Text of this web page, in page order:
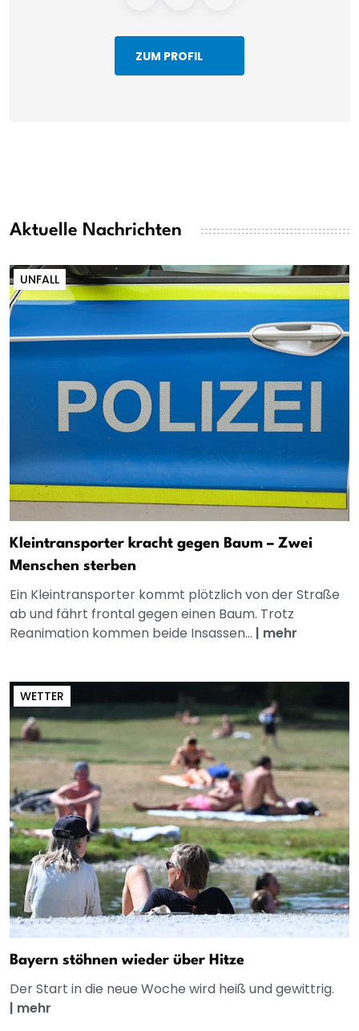
ZUM PROFIL
Aktuelle Nachrichten
UNFALL
Kleintransporter kracht gegen Baum – Zwei
Menschen sterben
Ein Kleintransporter kommt plötzlich von der Straße
ab und fährt frontal gegen einen Baum. Trotz
Reanimation kommen beide Insassen... | mehr
WETTER
Bayern stöhnen wieder über Hitze
Der Start in die neue Woche wird heiß und gewittrig.
| mehr